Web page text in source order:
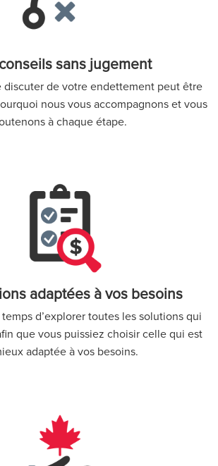
sans jugement
discuter de votre endettement peut être
nous vous accompagnons et vous
à chaque étape.
adaptées à vos besoins
d’explorer toutes les solutions qui
que vous puissiez choisir celle qui est
adaptée à vos besoins.